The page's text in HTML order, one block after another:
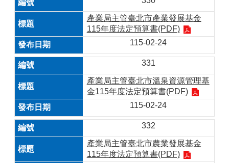
產業局主管臺北市產業發展基金
115年度法定預算書(PDF)
115-02-24
331
產業局主管臺北市溫泉資源管理基
金115年度法定預算書(PDF)
115-02-24
332
產業局主管臺北市農業發展基金
115年度法定預算書(PDF)